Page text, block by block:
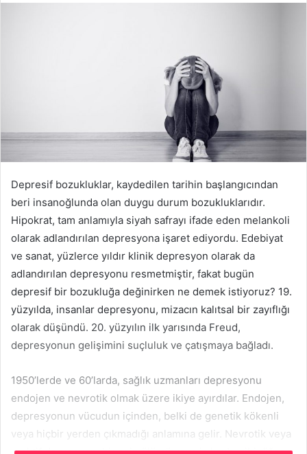
Depresif bozukluklar, kaydedilen tarihin başlangıcından
beri insanoğlunda olan duygu durum bozukluklarıdır.
Hipokrat, tam anlamıyla siyah safrayı ifade eden melankoli
olarak adlandırılan depresyona işaret ediyordu. Edebiyat
ve sanat, yüzlerce yıldır klinik depresyon olarak da
adlandırılan depresyonu resmetmiştir, fakat bugün
depresif bir bozukluğa değinirken ne demek istiyoruz? 19.
yüzyılda, insanlar depresyonu, mizacın kalıtsal bir zayıflığı
olarak düşündü. 20. yüzyılın ilk yarısında Freud,
depresyonun gelişimini suçluluk ve çatışmaya bağladı.
1950’lerde ve 60’larda, sağlık uzmanları depresyonu
endojen ve nevrotik olmak üzere ikiye ayırdılar. Endojen,
depresyonun vücudun içinden, belki de genetik kökenli
veya hiçbir yerden çıkmadığı anlamına gelir. Nevrotik veya